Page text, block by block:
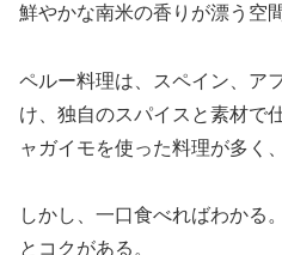
鮮やかな南米の香りが漂う空
ペルー料理は、スペイン、ア
け、独自のスパイスと素材で
ャガイモを使った料理が多く
しかし、一口食べればわかる
とコクがある。